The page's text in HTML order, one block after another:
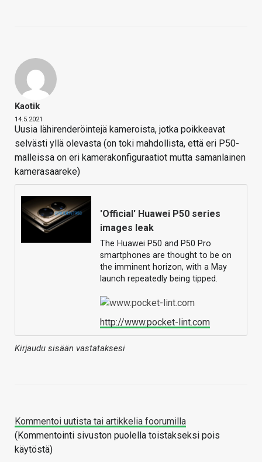
Kaotik
14.5.2021
Uusia lähirenderöintejä kameroista, jotka poikkeavat
selvästi yllä olevasta (on toki mahdollista, että eri P50-
malleissa on eri kamerakonfiguraatiot mutta samanlainen
kamerasaareke)
'Official' Huawei P50 series
images leak
The Huawei P50 and P50 Pro
smartphones are thought to be on
the imminent horizon, with a May
launch repeatedly being tipped.
http://www.pocket-lint.com
Kirjaudu sisään vastataksesi
Kommentoi uutista tai artikkelia foorumilla
(Kommentointi sivuston puolella toistakseksi pois
käytöstä)